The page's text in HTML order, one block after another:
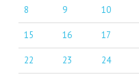
8 9 10
15 16 17
22 23 24